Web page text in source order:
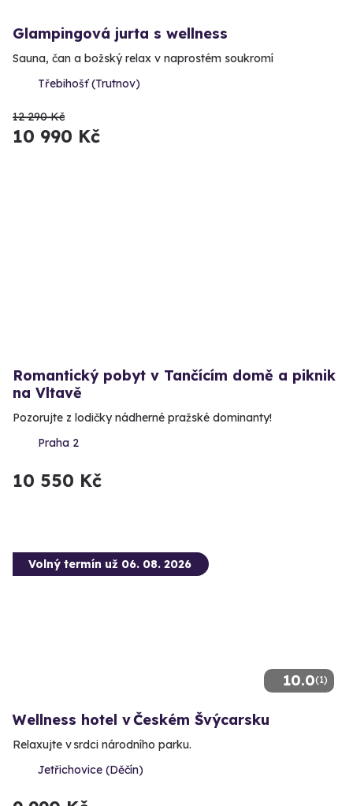
Glampingová jurta s wellness
Sauna, čan a božský relax v naprostém soukromí
Třebihošť (Trutnov)
12 290 Kč
10 990 Kč
Romantický pobyt v Tančícím domě a piknik
na Vltavě
Pozorujte z lodičky nádherné pražské dominanty!
Praha 2
10 550 Kč
10.0(1)
Volný termín už 06. 08. 2026
Wellness hotel v Českém Švýcarsku
Relaxujte v srdci národního parku.
Jetřichovice (Děčín)